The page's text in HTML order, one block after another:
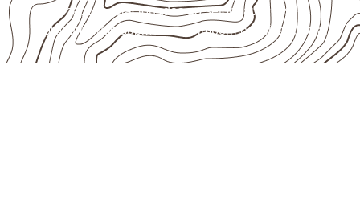
Aplicações relacionadas ao setor náutico, sem
presumir uso submerso ou impermeabilidade total.